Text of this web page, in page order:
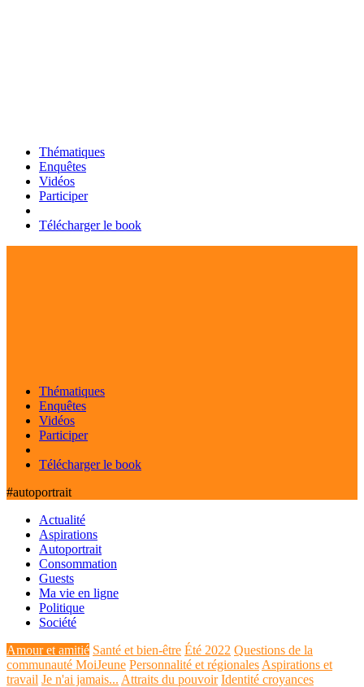
Thématiques
Enquêtes
Vidéos
Participer
Télécharger le book
Thématiques
Enquêtes
Vidéos
Participer
Télécharger le book
#autoportrait
Actualité
Aspirations
Autoportrait
Consommation
Guests
Ma vie en ligne
Politique
Société
Amour et amitié Santé et bien-être Été 2022 Questions de la
communauté MoiJeune Personnalité et régionales Aspirations et
travail Je n'ai jamais... Attraits du pouvoir Identité croyances